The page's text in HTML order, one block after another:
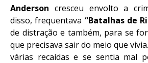
Anderson cresceu envolto a
disso, frequentava “Batalhas de
de distração e também, para se
que precisava sair do meio que
várias recaídas e se sentia mal